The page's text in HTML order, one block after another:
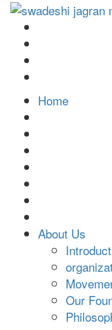
Home
About Us
Our